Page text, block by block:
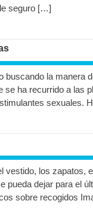
seguro […]
buscando la manera
ha recurrido a las
sexuales.
vestido, los zapatos,
pueda dejar para el
sobre recogidos